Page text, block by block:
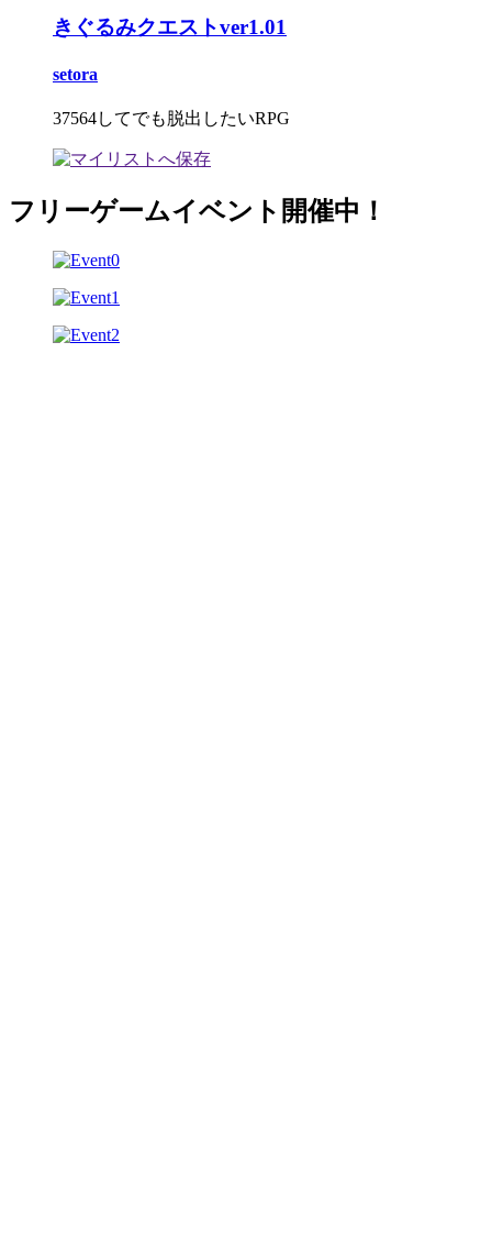
きぐるみクエストver1.01
setora
37564してでも脱出したいRPG
フリーゲームイベント開催中！